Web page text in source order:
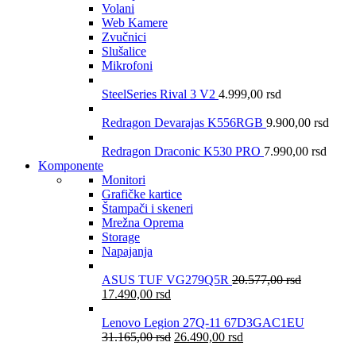
Volani
Web Kamere
Zvučnici
Slušalice
Mikrofoni
SteelSeries Rival 3 V2 4.999,00 rsd
Redragon Devarajas K556RGB 9.900,00 rsd
Redragon Draconic K530 PRO 7.990,00 rsd
Komponente
Monitori
Grafičke kartice
Štampači i skeneri
Mrežna Oprema
Storage
Napajanja
ASUS TUF VG279Q5R 20.577,00rsd
17.490,00 rsd
Lenovo Legion 27Q-11 67D3GAC1EU
31.165,00rsd 26.490,00 rsd